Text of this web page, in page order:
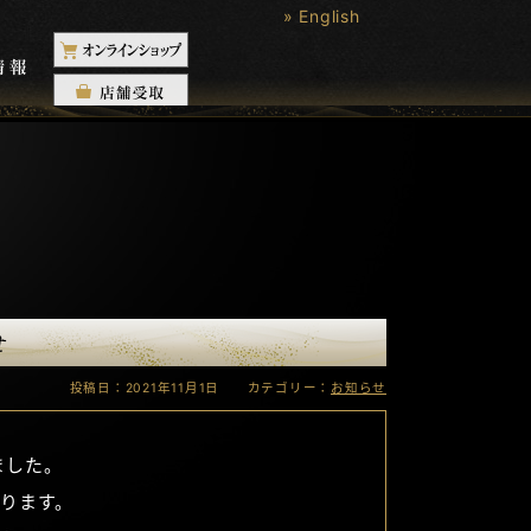
» English
投稿日：2021年11月1日 カテゴリー： お知らせ
た。
ます。